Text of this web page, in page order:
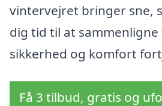
vintervejret bringer sne,
dig tid til at sammenligne
sikkerhed og komfort
Få 3 tilbud, gratis og